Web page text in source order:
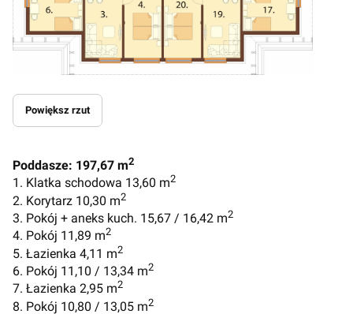
Powiększ rzut
Poddasze: 197,67 m2
1. Klatka schodowa 13,60 m2
2. Korytarz 10,30 m2
3. Pokój + aneks kuch. 15,67 / 16,42 m2
4. Pokój 11,89 m2
5. Łazienka 4,11 m2
6. Pokój 11,10 / 13,34 m2
7. Łazienka 2,95 m2
8. Pokój 10,80 / 13,05 m2